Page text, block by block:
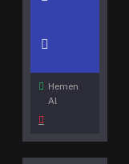
Hemen
Al